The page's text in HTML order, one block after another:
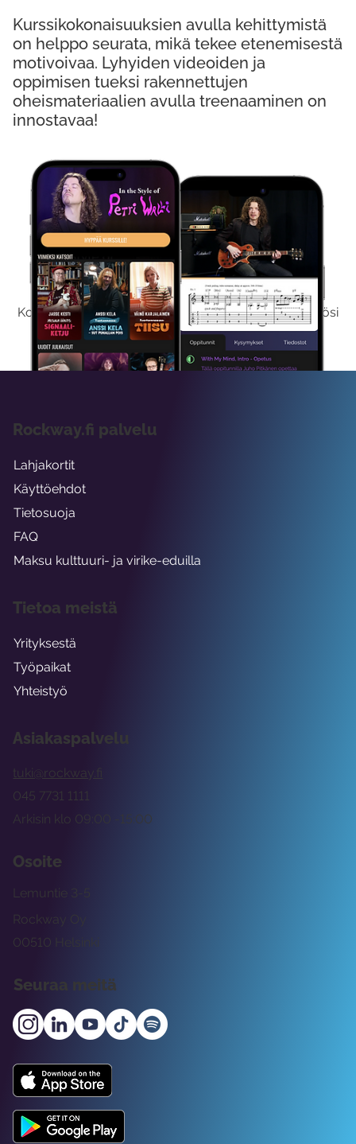
Kokeile Ilmaiseksi
Kokeilemalla ilmaiseksi saat koko sisältömme käyttöösi
viikon ajaksi.
Kurssikokonaisuuksien avulla kehittymistä
on helppo seurata, mikä tekee etenemisestä
motivoivaa. Lyhyiden videoiden ja
oppimisen tueksi rakennettujen
oheismateriaalien avulla treenaaminen on
innostavaa!
Asiakaspalvelu
tuki@rockway.fi
Arkisin klo 09:00 -15:00
045 7731 1111
Osoite
Rockway Oy
Lemuntie 3-5
00510 Helsinki
Seuraa meitä
Rockway.fi palvelu
Lahjakortit
Käyttöehdot
Tietosuoja
FAQ
Maksu kulttuuri- ja virike-eduilla
Tietoa meistä
Yrityksestä
Työpaikat
Yhteistyö